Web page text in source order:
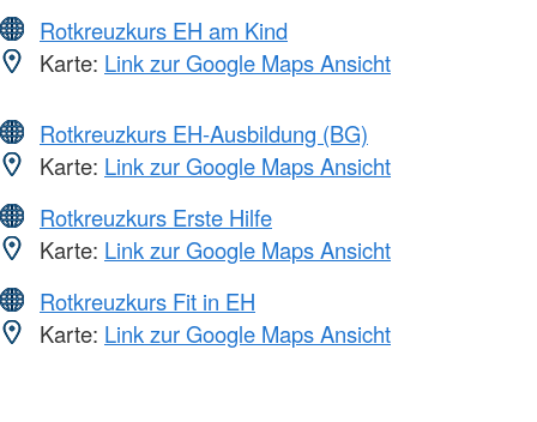
Rotkreuzkurs EH am Kind
Karte: Link zur Google Maps Ansicht
Rotkreuzkurs EH-Ausbildung (BG)
Karte: Link zur Google Maps Ansicht
Rotkreuzkurs Erste Hilfe
Karte: Link zur Google Maps Ansicht
Rotkreuzkurs Fit in EH
Karte: Link zur Google Maps Ansicht